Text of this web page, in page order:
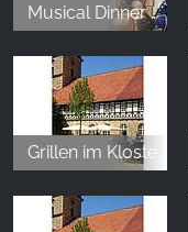
Musical Dinner Show – Best of Musicals